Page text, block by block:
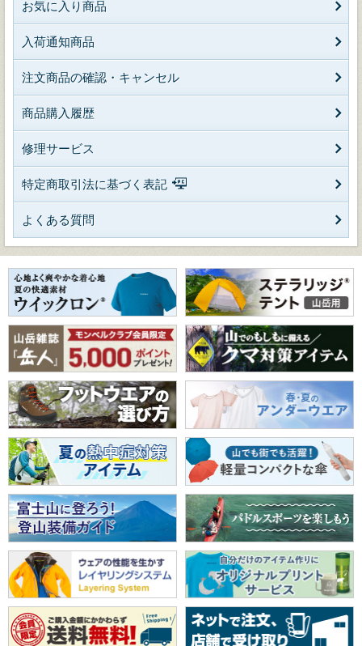
お気に入り商品
入荷通知商品
注文商品の確認・キャンセル
商品購入履歴
修理サービス
特定商取引法に基づく表記
よくある質問